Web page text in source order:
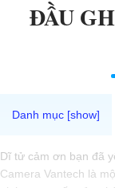
ĐẦU
Dĩ tử cảm ơn bạn đã
Camera Vantech là